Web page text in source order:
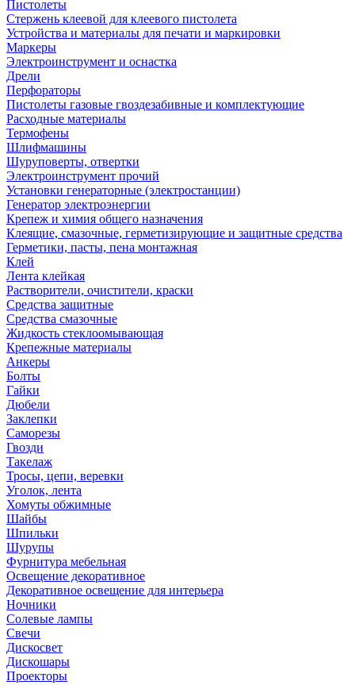
Пистолеты
Стержень клеевой для клеевого пистолета
Устройства и материалы для печати и маркировки
Маркеры
Электроинструмент и оснастка
Дрели
Перфораторы
Пистолеты газовые гвоздезабивные и комплектующие
Расходные материалы
Термофены
Шлифмашины
Шуруповерты, отвертки
Электроинструмент прочий
Установки генераторные (электростанции)
Генератор электроэнергии
Крепеж и химия общего назначения
Клеящие, смазочные, герметизирующие и защитные средства
Герметики, пасты, пена монтажная
Клей
Лента клейкая
Растворители, очистители, краски
Средства защитные
Средства смазочные
Жидкость стеклоомывающая
Крепежные материалы
Анкеры
Болты
Гайки
Дюбели
Заклепки
Саморезы
Гвозди
Такелаж
Тросы, цепи, веревки
Уголок, лента
Хомуты обжимные
Шайбы
Шпильки
Шурупы
Фурнитура мебельная
Освещение декоративное
Декоративное освещение для интерьера
Ночники
Солевые лампы
Свечи
Дискосвет
Дискошары
Проекторы